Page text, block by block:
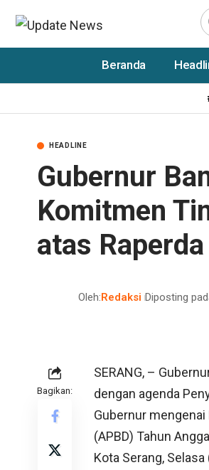
Beranda
HEADLINE
Gubernur
Komitmen
atas
Oleh:Redaksi Diposting
Bagikan:
SERANG, –
dengan agenda
Gubernur mengenai
(APBD) Tahun
Kota Serang,